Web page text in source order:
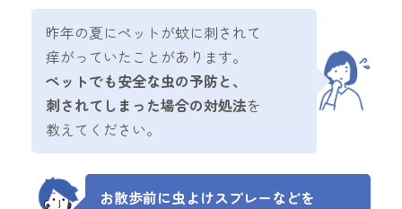
昨年の夏にペットが蚊に刺されて
痒がっていたことがあります。
ペットでも安全な虫の予防と、
刺されてしまった場合の対処法を
教えてください。
お散歩前に虫よけスプレーなどを